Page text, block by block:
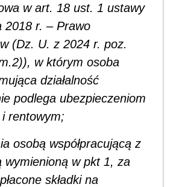
w art. 18 ust. 1 ustawy
2018 r. – Prawo
(Dz. U. z 2024 r. poz.
w którym osoba
działalność
podlega ubezpieczeniom
rentowym;
osobą współpracującą z
wymienioną w pkt 1, za
składki na